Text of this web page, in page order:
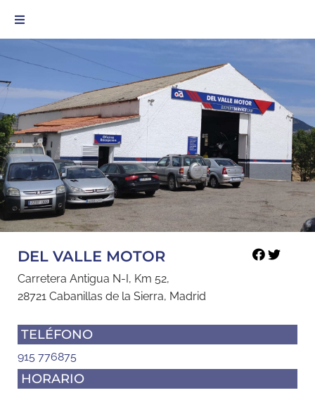
DEL VALLE MOTOR
Carretera Antigua N-I, Km 52,
28721 Cabanillas de la Sierra, Madrid
TELÉFONO
915 776875
HORARIO